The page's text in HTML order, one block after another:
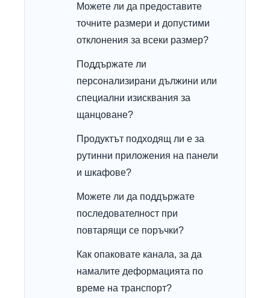
Можете ли да предоставите
точните размери и допустими
отклонения за всеки размер?
Поддържате ли
персонализирани дължини или
специални изисквания за
щанцоване?
Продуктът подходящ ли е за
рутинни приложения на панели
и шкафове?
Можете ли да поддържате
последователност при
повтарящи се поръчки?
Как опаковате канала, за да
намалите деформацията по
време на транспорт?